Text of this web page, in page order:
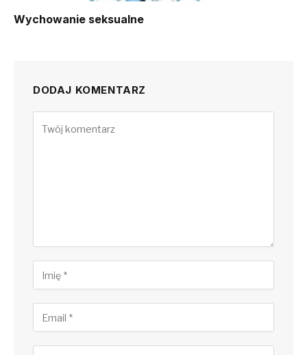
Wychowanie seksualne
DODAJ KOMENTARZ